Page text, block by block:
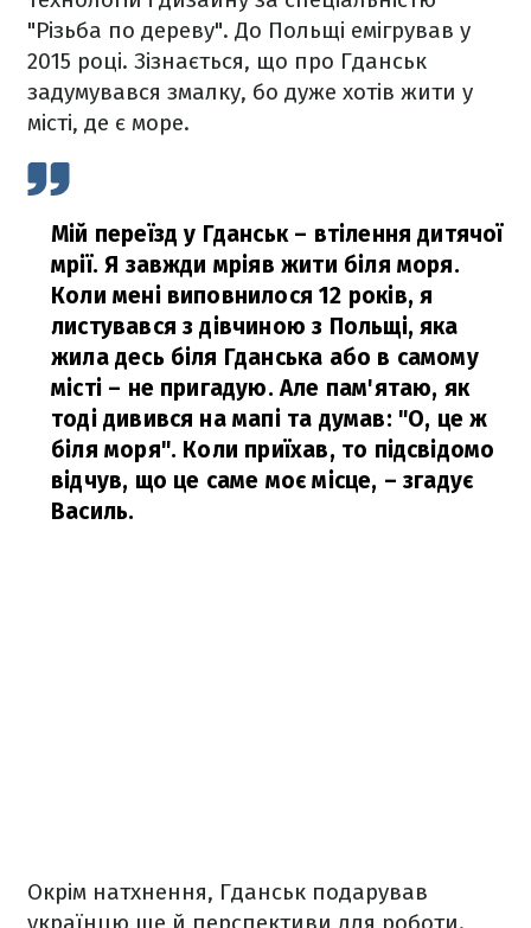
"Різьба по дереву". До Польщі емігрував у
2015 році. Зізнається, що про Гданськ
задумувався змалку, бо дуже хотів жити у
місті, де є море.
Мій переїзд у Гданськ – втілення дитячої
мрії. Я завжди мріяв жити біля моря.
Коли мені виповнилося 12 років, я
листувався з дівчиною з Польщі, яка
жила десь біля Гданська або в самому
місті – не пригадую. Але пам'ятаю, як
тоді дивився на мапі та думав: "О, це ж
біля моря". Коли приїхав, то підсвідомо
відчув, що це саме моє місце, – згадує
Василь.
Окрім натхнення, Гданськ подарував